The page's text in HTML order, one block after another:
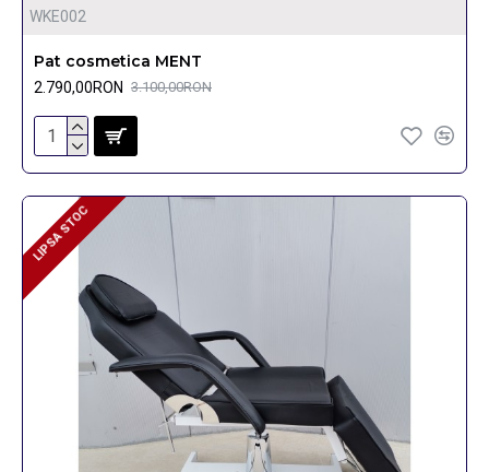
WKE002
Pat cosmetica MENT
2.790,00RON 3.100,00RON
LIPSA STOC
LIPSA STOC